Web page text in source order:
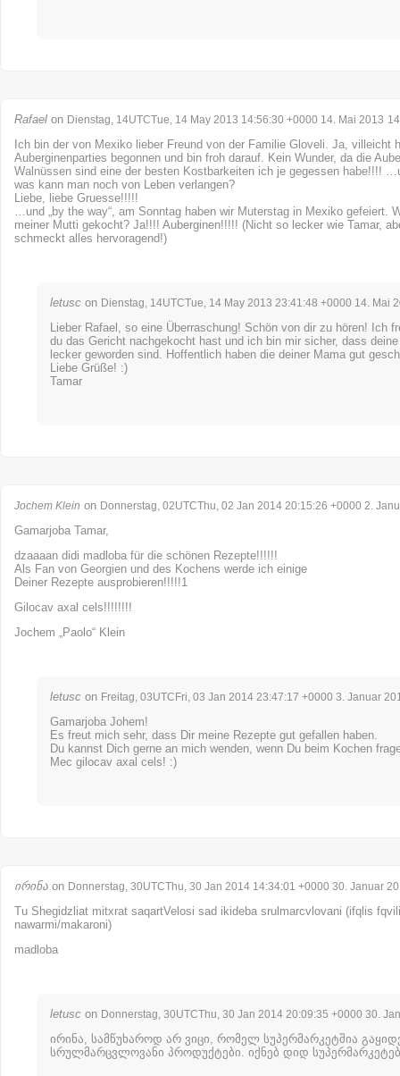
Rafael on Dienstag, 14UTCTue, 14 May 2013 14:56:30 +0000 14. Mai 2013
Ich bin der von Mexiko lieber Freund von der Familie Gloveli. Ja, villeicht
Auberginenparties begonnen und bin froh darauf. Kein Wunder, da die
Walnüssen sind eine der besten Kostbarkeiten ich je gegessen habe!!!!
was kann man noch von Leben verlangen?
Liebe, liebe Gruesse!!!!!
…und „by the way“, am Sonntag haben wir Muterstag in Mexiko gefeiert.
meiner Mutti gekocht? Ja!!!! Auberginen!!!!! (Nicht so lecker wie Tamar,
schmeckt alles hervoragend!)
letusc on Dienstag, 14UTCTue, 14 May 2013 23:41:48 +0000 14. Mai
Lieber Rafael, so eine Überraschung! Schön von dir zu hören! Ich
du das Gericht nachgekocht hast und ich bin mir sicher, dass
lecker geworden sind. Hoffentlich haben die deiner Mama gut
Liebe Grüße! :)
Tamar
Jochem Klein on Donnerstag, 02UTCThu, 02 Jan 2014 20:15:26 +0000 2.
Gamarjoba Tamar,
dzaaaan didi madloba für die schönen Rezepte!!!!!!
Als Fan von Georgien und des Kochens werde ich einige
Deiner Rezepte ausprobieren!!!!!1
Gilocav axal cels!!!!!!!!
Jochem „Paolo“ Klein
letusc on Freitag, 03UTCFri, 03 Jan 2014 23:47:17 +0000 3. Januar
Gamarjoba Johem!
Es freut mich sehr, dass Dir meine Rezepte gut gefallen haben.
Du kannst Dich gerne an mich wenden, wenn Du beim Kochen
Mec gilocav axal cels! :)
ირინა on Donnerstag, 30UTCThu, 30 Jan 2014 14:34:01 +0000 30. Januar
Tu Shegidzliat mitxrat saqartVelosi sad ikideba srulmarcvlovani (ifqlis
nawarmi/makaroni)
madloba
letusc on Donnerstag, 30UTCThu, 30 Jan 2014 20:09:35 +0000 30.
ირინა, სამწუხაროდ არ ვიცი, რომელ სუპერმარკეტშია
სრულმარცვლოვანი პროდუქტები. იქნებ დიდ